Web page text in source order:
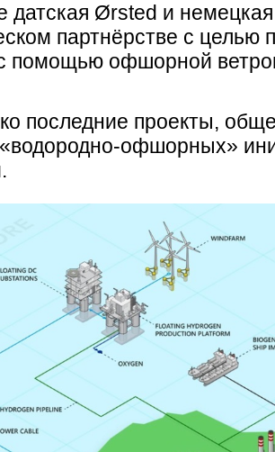
датская Ørsted и
партнёрстве с целью
помощью офшорной
последние проекты,
офшорных»